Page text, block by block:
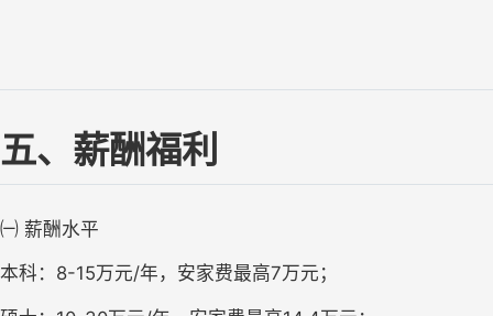
五、薪酬福利
㈠ 薪酬水平
本科： 8-15万元/年，安家费最高7万元；